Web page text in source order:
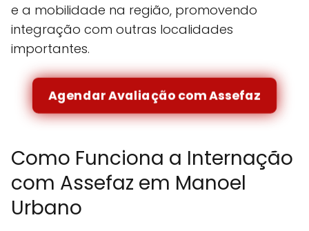
e a mobilidade na região, promovendo
integração com outras localidades
importantes.
Agendar Avaliação com Assefaz
Como Funciona a Internação
com Assefaz em Manoel
Urbano